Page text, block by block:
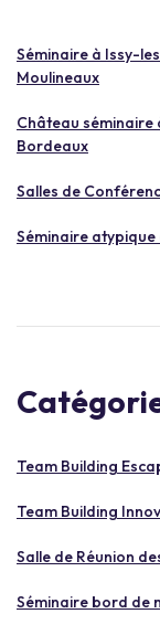
Séminaire à Issy-
Moulineaux
Château séminaire
Bordeaux
Salles de
Séminaire atypique
Team Building
Team Building
Salle de Réunion
Séminaire bord de